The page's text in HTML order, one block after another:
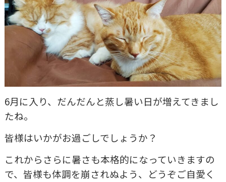
6月に入り、だんだんと蒸し暑い日が増えてきまし
たね。
皆様はいかがお過ごしでしょうか？
これからさらに暑さも本格的になっていきますの
で、皆様も体調を崩されぬよう、どうぞご自愛く